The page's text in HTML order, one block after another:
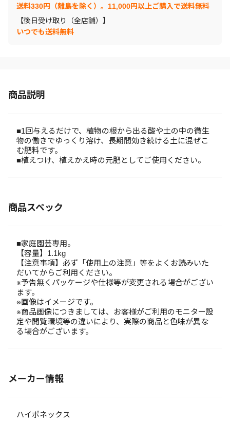
送料330円（離島を除く）。11,000円以上ご購入で送料無料
【後日受け取り（全店舗）】
いつでも送料無料
商品説明
■1回与えるだけで、植物の根から出る酸や土の中の微生
物の働きでゆっくり溶け、長期間効き続ける土に混ぜこ
む肥料です。
■植えつけ、植えかえ時の元肥としてご使用ください。
商品スペック
■家庭園芸専用。
【容量】1.1kg
【注意事項】必ず「使用上の注意」等をよくお読みいた
だいてからご利用ください。
※予告無くパッケージや仕様等が変更される場合がござい
ます。
※画像はイメージです。
※商品画像につきましては、お客様がご利用のモニター設
定や閲覧環境等の違いにより、実際の商品と色味が異な
る場合がございます。
メーカー情報
ハイポネックス